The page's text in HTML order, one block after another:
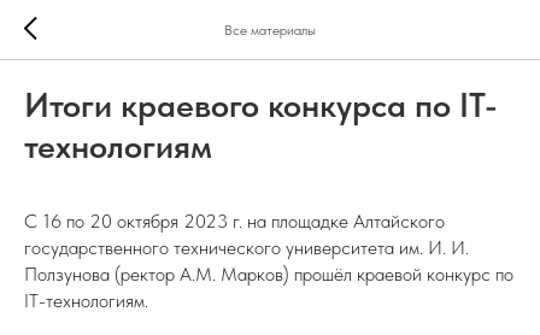
Все материалы
Итоги краевого конкурса по IT-
технологиям
С 16 по 20 октября 2023 г. на площадке Алтайского
государственного технического университета им. И. И.
Ползунова (ректор А.М. Марков) прошёл краевой конкурс по
IT-технологиям.